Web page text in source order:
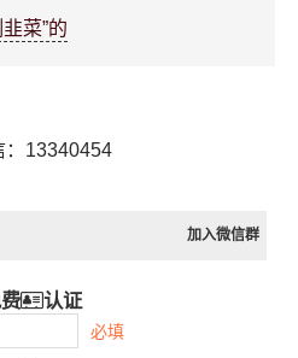
菜”的
：13340454
加入微信群
认证
必填